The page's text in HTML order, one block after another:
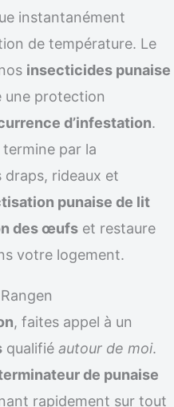
instantanément
de température. Le
insecticides punaise
une protection
d’infestation.
termine par la
draps, rideaux et
punaise de lit
des œufs et restaure
votre logement.
, faites appel à un
qualifié autour de moi.
de punaise
rapidement sur tout